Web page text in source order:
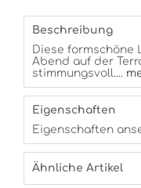
Beschreibung
Diese formschöne
Abend auf der
stimmungsvoll....
Eigenschaften
Eigenschaften
Ähnliche Artikel